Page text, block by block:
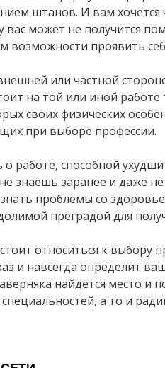
штанов. И вам хочется
вас может не получится
возможности проявить
или частной
на той или иной работе
своих физических
при выборе профессии.
работе, способной
знаешь заранее и даже
проблемы со
преградой для
относиться к выбору
и навсегда определит
найдется место
а то и